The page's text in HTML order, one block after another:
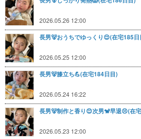
2026.05.26 12:00
長男🐻おうちでゆっくり😌(在宅185日
2026.05.25 12:00
長男🐻膝立ち💪(在宅184日目)
2026.05.24 16:22
長男🐻制作と香り😊次男🐒早退😣(在
2026.05.23 12:00